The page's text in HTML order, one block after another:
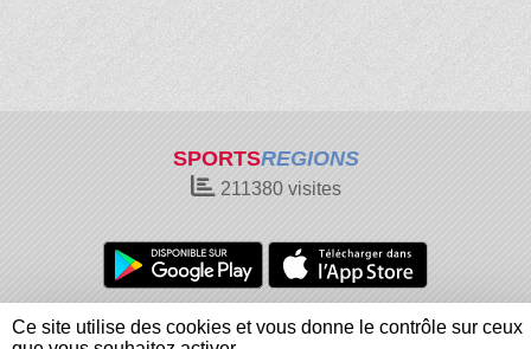
SPORTSREGIONS
211380visites
Charte cookies
Gestion des cookies
Ce site utilise des cookies et vous donne le contrôle sur ceux